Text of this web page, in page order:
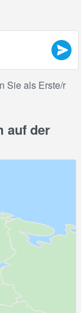
Sie als Erste/r
auf der